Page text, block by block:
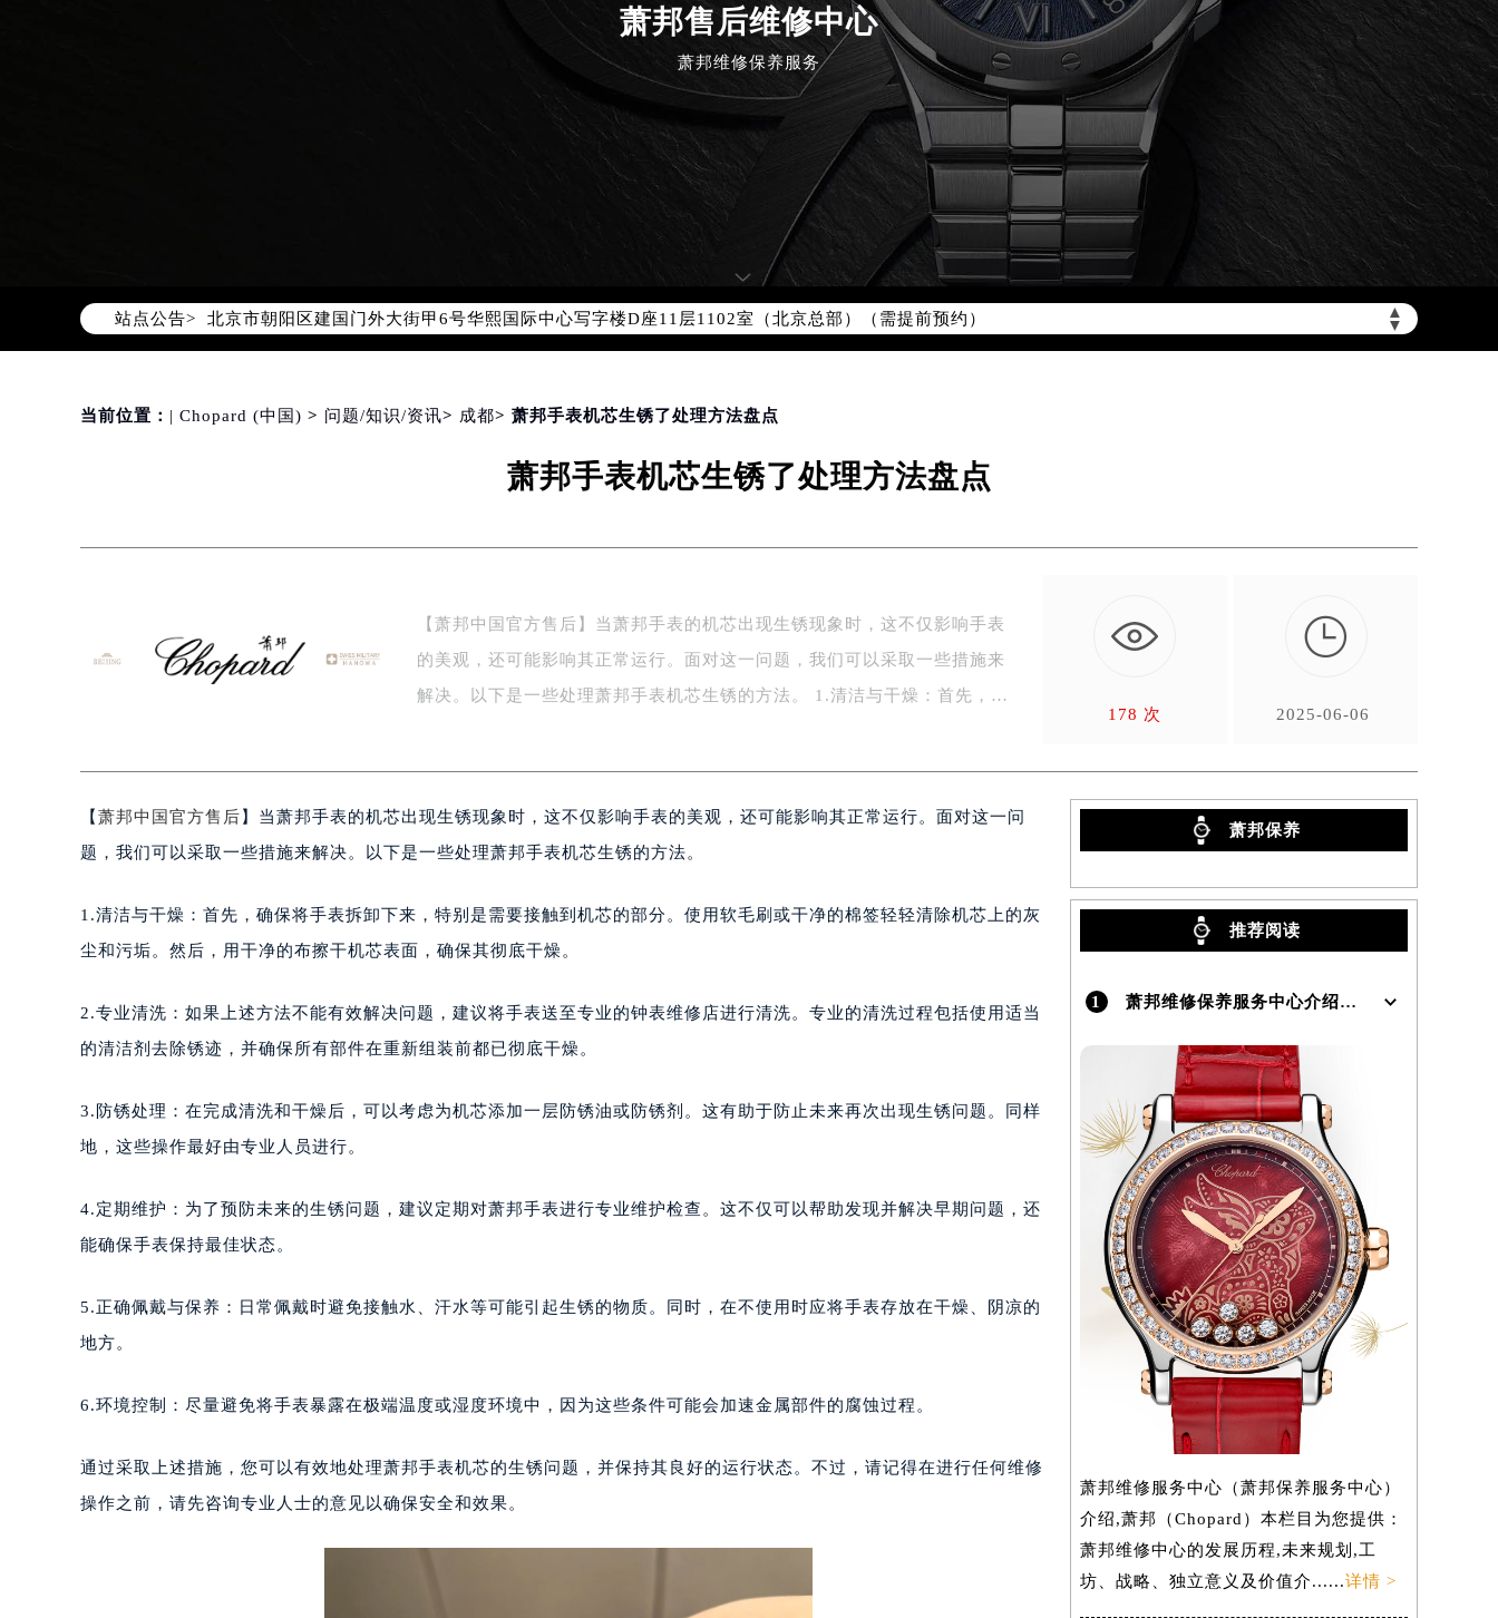
萧邦售后维修中心
萧邦维修保养服务
站点公告> ▲
▼
2026年8月萧邦中国区售后服务网络优化升级公告
2026年8月萧邦全国官方售后客户服务热线：400-885-0231
萧邦官方全国统一服务热线400-885-0231，服务覆盖中国大陆、香港、澳门、台湾全部区域（非大陆需加拨“+86”）
北京市朝阳区建国门外大街甲6号华熙国际中心写字楼D座11层1102室（北京总部）（需提前预约）
北京市东城区东长安街1号东方广场写字楼W3座6层602室（需提前预约）
上海市徐汇区虹桥路3号港汇中心写字楼2座37层3705室（需提前预约）
南京市秦淮区中山南路1号（新街口）南京中心写字楼22层C1-1室（需提前预约）
泰州市海陵区永定东路399号置地商务中心东塔写字楼（华润万象城）17层1706室（需提前预约）
宁波市江北区大闸南路500号来福士广场办公楼20层2009室（需提前预约）
杭州市上城区钱江路1366号华润大厦写字楼A座5层503-5室（需提前预约）
南昌市红谷滩新区红谷中大道998号绿地双子塔（中央广场）A1座办公楼14层07室（需提前预约）
济南市历下区经十路11111号华润中心写字楼（万象城）15层1508室（需提前预约）
广州市越秀区环市东路371-375号世界贸易中心大厦南塔写字楼15层07室（需提前预约）
深圳市罗湖区深南东路5001号华润大厦写字楼17层1701室（需提前预约）
厦门市思明区湖滨东路95号华润大厦写字楼B座11层1104室（需提前预约）
福州市鼓楼区五四路128-1号恒力城写字楼15层03室（需提前预约）
重庆市江北区观音桥步行街2号融恒时代广场写字楼9层902室（需提前预约）
郑州市二七区铭功路10号华润大厦写字楼29层2905室（需提前预约）
沈阳市沈河区中街路137号亨得利名表服务中心（品牌授权店）1层整层（需提前预约）
沈阳市沈河区中街路83号亨得利名表服务中心（品牌授权店）1层整层（需提前预约）
温州市鹿城区锦绣路1067号置信广场10层1015室（需提前预约）
佛山市禅城区季华五路57号万科金融中心C座12层1205室（需提前预约）
无锡市梁溪区人民中路139号恒隆广场写字楼1座11层1104室（需提前预约）
南通市崇川区工农路57号圆融广场写字楼16层1603室（需提前预约）
当前位置： | Chopard (中国) > 问题/知识/资讯> 成都> 萧邦手表机芯生锈了处理方法盘点
萧邦手表机芯生锈了处理方法盘点
【萧邦中国官方售后】当萧邦手表的机芯出现生锈现象时，这不仅影响手表
的美观，还可能影响其正常运行。面对这一问题，我们可以采取一些措施来
解决。以下是一些处理萧邦手表机芯生锈的方法。 1.清洁与干燥：首先，
178 次

2025-06-06
【萧邦中国官方售后】当萧邦手表的机芯出现生锈现象时，这不仅影响手表的美观，还可能影响其正常运行。面对这一问
题，我们可以采取一些措施来解决。以下是一些处理萧邦手表机芯生锈的方法。
1.清洁与干燥：首先，确保将手表拆卸下来，特别是需要接触到机芯的部分。使用软毛刷或干净的棉签轻轻清除机芯上的灰
尘和污垢。然后，用干净的布擦干机芯表面，确保其彻底干燥。
2.专业清洗：如果上述方法不能有效解决问题，建议将手表送至专业的钟表维修店进行清洗。专业的清洗过程包括使用适当
的清洁剂去除锈迹，并确保所有部件在重新组装前都已彻底干燥。
3.防锈处理：在完成清洗和干燥后，可以考虑为机芯添加一层防锈油或防锈剂。这有助于防止未来再次出现生锈问题。同样
地，这些操作最好由专业人员进行。
4.定期维护：为了预防未来的生锈问题，建议定期对萧邦手表进行专业维护检查。这不仅可以帮助发现并解决早期问题，还
能确保手表保持最佳状态。
5.正确佩戴与保养：日常佩戴时避免接触水、汗水等可能引起生锈的物质。同时，在不使用时应将手表存放在干燥、阴凉的
地方。
6.环境控制：尽量避免将手表暴露在极端温度或湿度环境中，因为这些条件可能会加速金属部件的腐蚀过程。
通过采取上述措施，您可以有效地处理萧邦手表机芯的生锈问题，并保持其良好的运行状态。不过，请记得在进行任何维修
操作之前，请先咨询专业人士的意见以确保安全和效果。
萧邦保养
推荐阅读
1 萧邦维修保养服务中心介绍 | Chopard
萧邦维修服务中心（萧邦保养服务中心）
介绍,萧邦（Chopard）本栏目为您提供：
萧邦维修中心的发展历程,未来规划,工
坊、战略、独立意义及价值介......详情 >